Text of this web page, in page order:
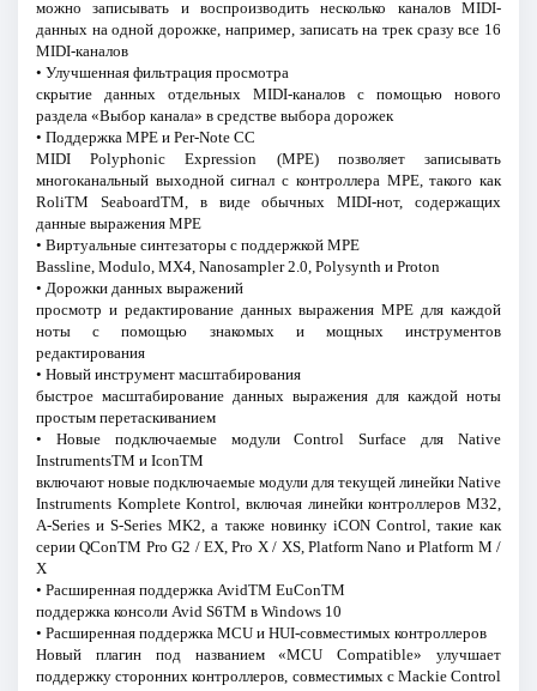
можно записывать и воспроизводить несколько каналов MIDI-
данных на одной дорожке, например, записать на трек сразу все 16
MIDI-каналов
• Улучшенная фильтрация просмотра
скрытие данных отдельных MIDI-каналов с помощью нового
раздела «Выбор канала» в средстве выбора дорожек
• Поддержка MPE и Per-Note CC
MIDI Polyphonic Expression (MPE) позволяет записывать
многоканальный выходной сигнал с контроллера MPE, такого как
RoliTM SeaboardTM, в виде обычных MIDI-нот, содержащих
данные выражения MPE
• Виртуальные синтезаторы с поддержкой MPE
Bassline, Modulo, MX4, Nanosampler 2.0, Polysynth и Proton
• Дорожки данных выражений
просмотр и редактирование данных выражения MPE для каждой
ноты с помощью знакомых и мощных инструментов
редактирования
• Новый инструмент масштабирования
быстрое масштабирование данных выражения для каждой ноты
простым перетаскиванием
• Новые подключаемые модули Control Surface для Native
InstrumentsTM и IconTM
включают новые подключаемые модули для текущей линейки Native
Instruments Komplete Kontrol, включая линейки контроллеров M32,
A-Series и S-Series MK2, а также новинку iCON Control, такие как
серии QConTM Pro G2 / EX, Pro X / XS, Platform Nano и Platform M /
X
• Расширенная поддержка AvidTM EuConTM
поддержка консоли Avid S6TM в Windows 10
• Расширенная поддержка MCU и HUI-совместимых контроллеров
Новый плагин под названием «MCU Compatible» улучшает
поддержку сторонних контроллеров, совместимых с Mackie Control